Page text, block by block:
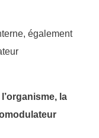
également
la